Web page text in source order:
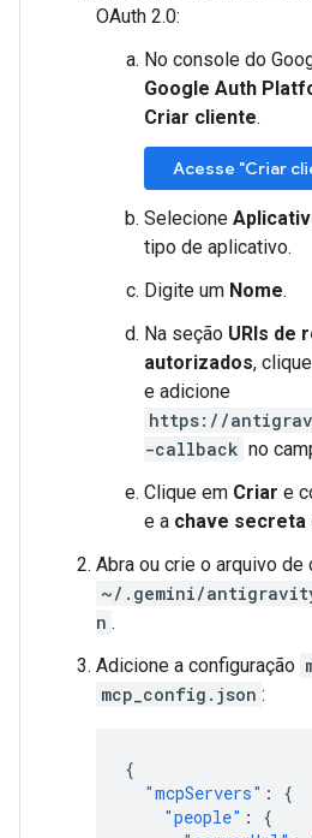
OAuth 2.0:
No console do
Google Auth
Criar cliente.
Acesse "Criar
Selecione
tipo de aplicativo.
Digite um Nome.
Na seção URIs de
autorizados,
e adicione
https://
-callback no
Clique em Criar e
e a chave secreta
Abra ou crie o arquivo de
~/.gemini/
n .
Adicione a configuração
mcp_config.json :
{
"mcpServers" :
{
"people" :
{